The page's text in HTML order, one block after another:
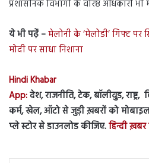
प्रशासनिक विभागों के वरिष्ठ अधिकारी भी
ये भी पढ़ें –मेलोनी के ‘मेलोडी’ गिफ्ट
मोदी पर साधा निशाना
Hindi Khabar
App:देश, राजनीति, टेक, बॉलीवुड, राष्ट्र,
कर्म, खेल, ऑटो से जुड़ी ख़बरों को
प्ले स्टोर से डाउनलोड कीजिए.हिन्दी